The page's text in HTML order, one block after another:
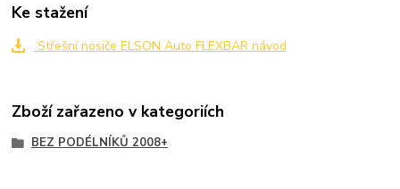
Ke stažení
Střešní nosiče ELSON Auto FLEXBAR návod
Zboží zařazeno v kategoriích
BEZ PODÉLNÍKŮ 2008+